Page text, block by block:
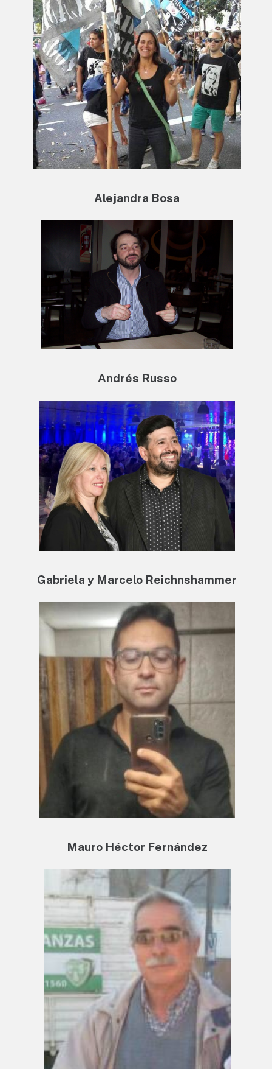
Alejandra Bosa
Andrés Russo
Gabriela y Marcelo Reichnshammer
Mauro Héctor Fernández